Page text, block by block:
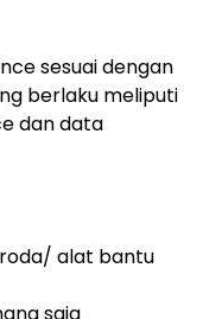
sesuai dengan
berlaku meliputi
dan data
alat bantu